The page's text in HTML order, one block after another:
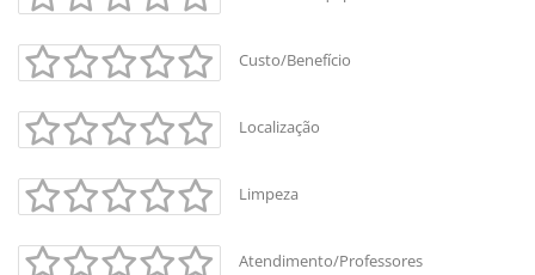
Custo/Benefício
Localização
Limpeza
Atendimento/Professores